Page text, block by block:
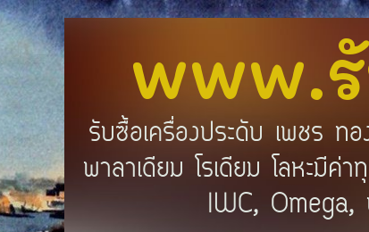
www.
รับซื้อเครื่องประดับ เพชร ท
พาลาเดียม โรเดียม โลหะ
IWC,